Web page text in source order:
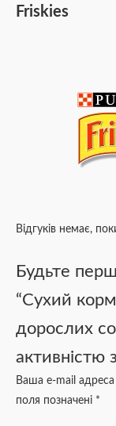
Friskies
Відгуків немає,
Будьте
“Сухий
дорослих
активністю
Ваша e-mail
поля позначені *